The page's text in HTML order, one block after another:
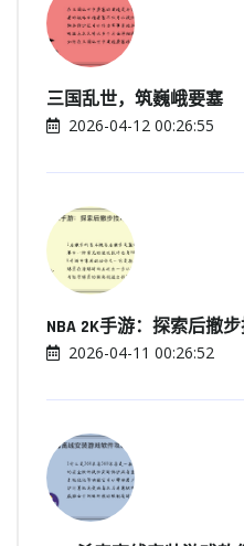
三国乱世，筑巍峨要塞
2026-04-12 00:26:55
NBA 2K手游：探索后撤
2026-04-11 00:26:52